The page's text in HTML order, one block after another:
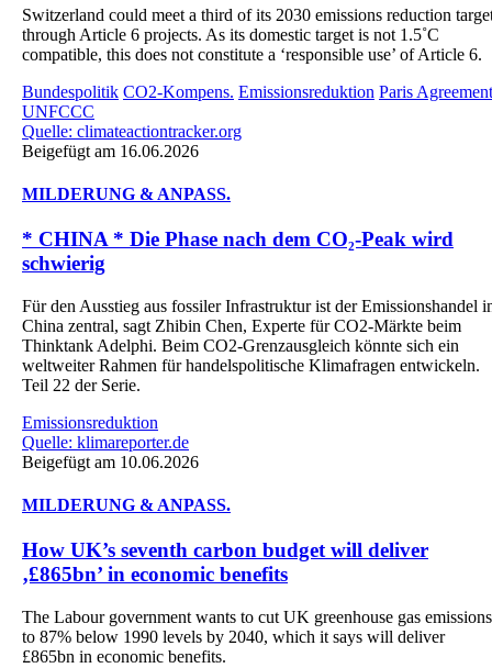
Switzerland could meet a third of its 2030 emissions reduction
through Article 6 projects. As its domestic target is not 1.5˚C
compatible, this does not constitute a ‘responsible use’ of Article 6.
Bundespolitik CO2-Kompens. Emissionsreduktion Paris Agreement
UNFCCC
Quelle: climateactiontracker.org
Beigefügt am 16.06.2026
MILDERUNG & ANPASS.
* CHINA * Die Phase nach dem CO₂-Peak wird
schwierig
Für den Ausstieg aus fossiler Infrastruktur ist der Emissionshandel
China zentral, sagt Zhibin Chen, Experte für CO2-Märkte beim
Thinktank Adelphi. Beim CO2-Grenzausgleich könnte sich ein
weltweiter Rahmen für handelspolitische Klimafragen entwickeln.
Teil 22 der Serie.
Emissionsreduktion
Quelle: klimareporter.de
Beigefügt am 10.06.2026
MILDERUNG & ANPASS.
How UK’s seventh carbon budget will deliver
‚£865bn’ in economic benefits
The Labour government wants to cut UK greenhouse gas emissions
to 87% below 1990 levels by 2040, which it says will deliver
£865bn in economic benefits.